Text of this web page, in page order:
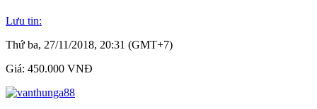
Lưu tin:
Thứ ba, 27/11/2018, 20:31 (GMT+7)
Giá: 450.000 VNĐ